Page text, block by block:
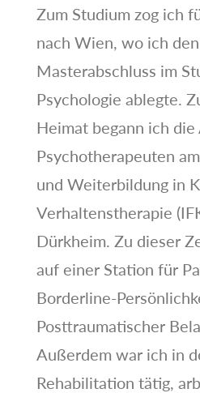
Zum Studium zog ich
nach Wien, wo ich
Masterabschluss im
Psychologie ablegte.
Heimat begann ich die
Psychotherapeuten
und Weiterbildung in
Verhaltenstherapie
Dürkheim. Zu dieser
auf einer Station für
Borderline-
Posttraumatischer
Außerdem war ich in
Rehabilitation tätig,